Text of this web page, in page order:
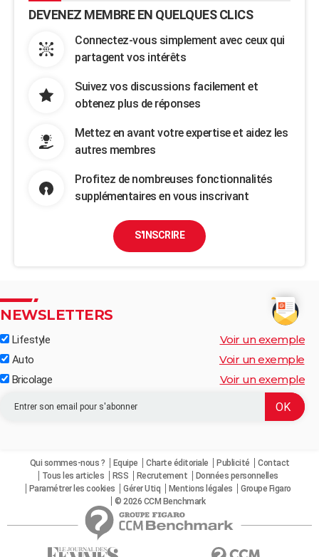
DEVENEZ MEMBRE EN QUELQUES CLICS
Connectez-vous simplement avec ceux qui
partagent vos intérêts
Suivez vos discussions facilement et
obtenez plus de réponses
Mettez en avant votre expertise et aidez les
autres membres
Profitez de nombreuses fonctionnalités
supplémentaires en vous inscrivant
S'INSCRIRE
NEWSLETTERS
Lifestyle Voir un exemple
Auto Voir un exemple
Bricolage Voir un exemple
Qui sommes-nous ? Equipe Charte éditoriale Publicité
Contact
Tous les articles
RSS Recrutement
Données personnelles
Paramétrer les cookies
Gérer Utiq Mentions légales
Groupe Figaro
© 2026 CCM Benchmark